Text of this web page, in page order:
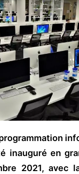
inauguré en
2021, avec